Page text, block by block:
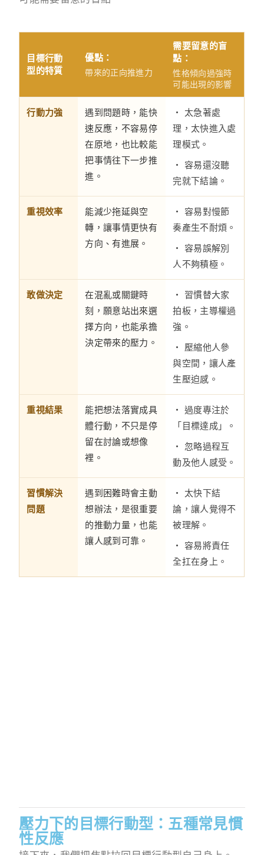
目標行動
型的特質
優點：
帶來的正向推進力
需要留意的盲
點：
性格傾向過強時
可能出現的影響
行動力強
遇到問題時，能快
速反應，不容易停
在原地，也比較能
把事情往下一步推
進。
・ 太急著處
理，太快進入處
理模式。
・ 容易還沒聽
完就下結論。
重視效率
能減少拖延與空
轉，讓事情更快有
方向、有進展。
・ 容易對慢節
奏產生不耐煩。
・ 容易誤解別
人不夠積極。
敢做決定
在混亂或關鍵時
刻，願意站出來選
擇方向，也能承擔
決定帶來的壓力。
・ 習慣替大家
拍板，主導權過
強。
・ 壓縮他人參
與空間，讓人產
生壓迫感。
重視結果
能把想法落實成具
體行動，不只是停
留在討論或想像
裡。
・ 過度專注於
「目標達成」。
・ 忽略過程互
動及他人感受。
習慣解決
問題
遇到困難時會主動
想辦法，是很重要
的推動力量，也能
讓人感到可靠。
・ 太快下結
論，讓人覺得不
被理解。
・ 容易將責任
全扛在身上。
壓力下的目標行動型：五種常見慣
性反應